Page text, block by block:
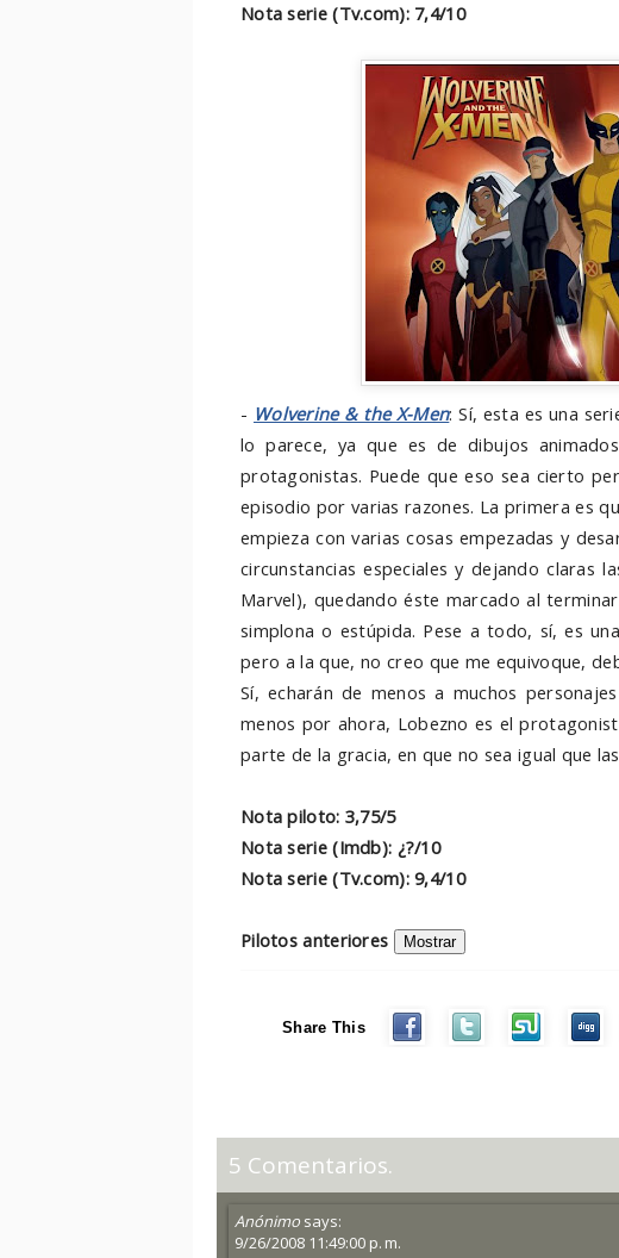
Nota serie (Tv.com): 7,4/10
- Wolverine & the X-Men: Sí, esta es una
lo parece, ya que es de dibujos
protagonistas. Puede que eso sea cierto
episodio por varias razones. La primera es
empieza con varias cosas empezadas y
circunstancias especiales y dejando claras
Marvel), quedando éste marcado al
simplona o estúpida. Pese a todo, sí, es
pero a la que, no creo que me equivoque,
Sí, echarán de menos a muchos
menos por ahora, Lobezno es el
parte de la gracia, en que no sea igual que
Nota piloto: 3,75/5
Nota serie (Imdb): ¿?/10
Nota serie (Tv.com): 9,4/10
Pilotos anteriores
Share This
5 Comentarios.
Anónimo says:
9/26/2008 11:49:00 p. m.